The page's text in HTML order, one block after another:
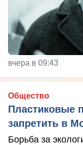
вчера в 09:43
Общество
Пластиковые
запретить в
Борьба за